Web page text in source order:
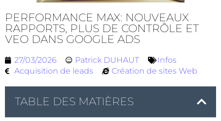
PERFORMANCE MAX: NOUVEAUX
RAPPORTS, PLUS DE CONTRÔLE ET
VEO DANS GOOGLE ADS
27/03/2026 Patrick DUHAUT
Infos
Acquisition de leads
Création de sites Web
TABLE DES MATIÈRES